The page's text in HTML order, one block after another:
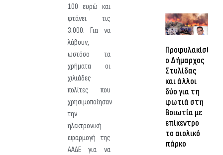
100 ευρώ και
φτάνει τις
3.000. Για να
λάβουν,
ωστόσο τα
χρήματα οι
χιλιάδες
πολίτες που
χρησιμοποίησαν
την
ηλεκτρονική
εφαρμογή της
ΑΑΔΕ για να
ο Δήμαρχος
Στυλίδας
και άλλοι
δύο για τη
φωτιά στη
Βοιωτία με
επίκεντρο
το αιολικό
πάρκο